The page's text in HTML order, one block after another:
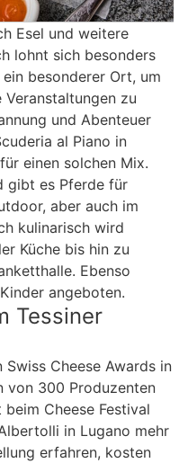
Esel und weitere
lohnt sich besonders
besonderer Ort, um
zu
und Abenteuer
al Piano in
einen solchen Mix.
gibt es Pferde für
aber auch im
kulinarisch wird
Küche bis hin zu
Ebenso
angeboten.
Tessiner
Cheese Awards in
von 300 Produzenten
Cheese Festival
in Lugano mehr
erfahren, kosten